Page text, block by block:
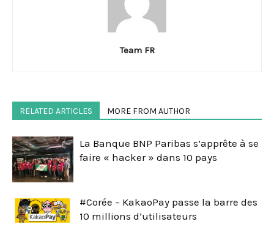
Team FR
RELATED ARTICLES MORE FROM AUTHOR
La Banque BNP Paribas s’apprête à se
faire « hacker » dans 10 pays
#Corée – KakaoPay passe la barre des
10 millions d’utilisateurs